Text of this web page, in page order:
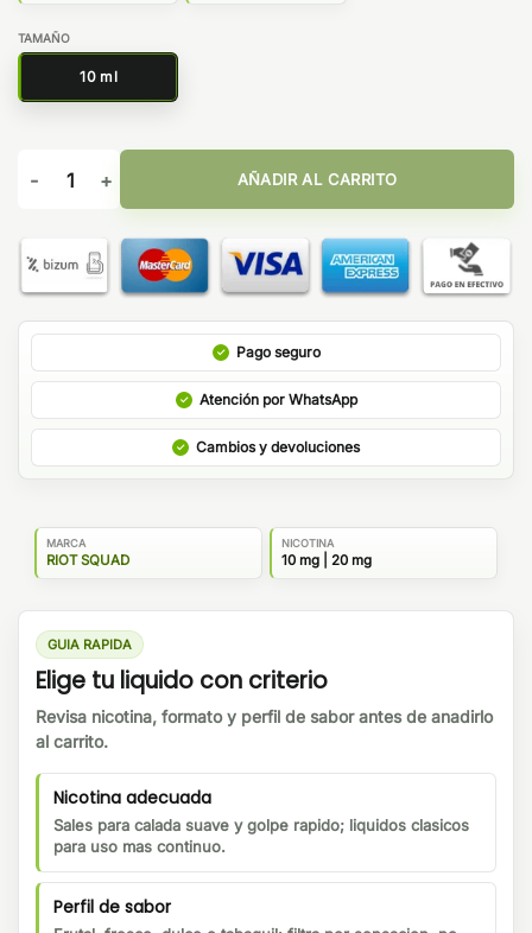
TAMAÑO
10 ml
Fresh Mint 10ml - Riot Squad Bar EDTN Salt cantidad
AÑADIR AL CARRITO
Pago seguro
Atención por WhatsApp
Cambios y devoluciones
MARCA
RIOT SQUAD
NICOTINA
10 mg | 20 mg
GUIA RAPIDA
Elige tu liquido con criterio
Revisa nicotina, formato y perfil de sabor antes de anadirlo
al carrito.
Nicotina adecuada
Sales para calada suave y golpe rapido; liquidos clasicos
para uso mas continuo.
Perfil de sabor